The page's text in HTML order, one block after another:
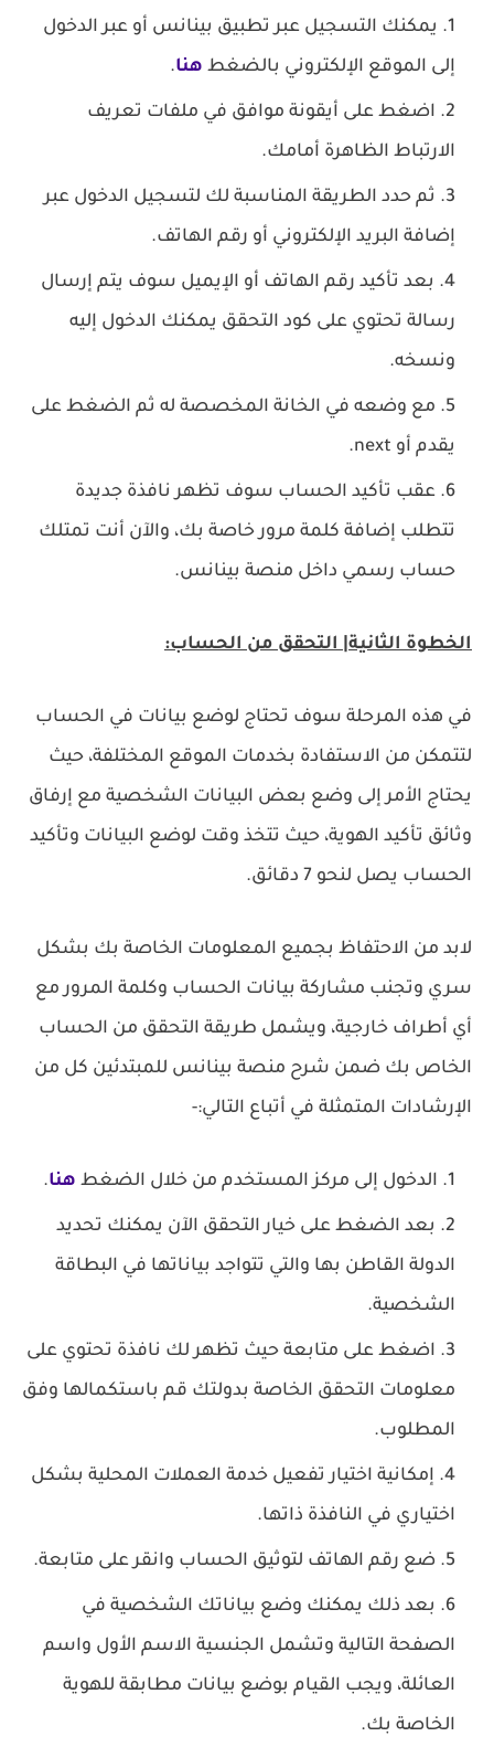
يمكنك التسجيل عبر تطبيق بينانس أو عبر الدخول
إلى الموقع الإلكتروني بالضغط هنا.
اضغط على أيقونة موافق في ملفات تعريف
الارتباط الظاهرة أمامك.
ثم حدد الطريقة المناسبة لك لتسجيل الدخول عبر
إضافة البريد الإلكتروني أو رقم الهاتف.
بعد تأكيد رقم الهاتف أو الإيميل سوف يتم إرسال
رسالة تحتوي على كود التحقق يمكنك الدخول إليه
ونسخه.
مع وضعه في الخانة المخصصة له ثم الضغط على
يقدم أو next.
عقب تأكيد الحساب سوف تظهر نافذة جديدة
تتطلب إضافة كلمة مرور خاصة بك، والآن أنت تمتلك
حساب رسمي داخل منصة بينانس.
الخطوة الثانية| التحقق من الحساب:
في هذه المرحلة سوف تحتاج لوضع بيانات في الحساب
لتتمكن من الاستفادة بخدمات الموقع المختلفة، حيث
يحتاج الأمر إلى وضع بعض البيانات الشخصية مع إرفاق
وثائق تأكيد الهوية، حيث تتخذ وقت لوضع البيانات وتأكيد
الحساب يصل لنحو 7 دقائق.
لابد من الاحتفاظ بجميع المعلومات الخاصة بك بشكل
سري وتجنب مشاركة بيانات الحساب وكلمة المرور مع
أي أطراف خارجية، ويشمل طريقة التحقق من الحساب
الخاص بك ضمن شرح منصة بينانس للمبتدئين كل من
الإرشادات المتمثلة في أتباع التالي:-
الدخول إلى مركز المستخدم من خلال الضغط هنا.
بعد الضغط على خيار التحقق الآن يمكنك تحديد
الدولة القاطن بها والتي تتواجد بياناتها في البطاقة
الشخصية.
اضغط على متابعة حيث تظهر لك نافذة تحتوي على
معلومات التحقق الخاصة بدولتك قم باستكمالها وفق
المطلوب.
إمكانية اختيار تفعيل خدمة العملات المحلية بشكل
اختياري في النافذة ذاتها.
ضع رقم الهاتف لتوثيق الحساب وانقر على متابعة.
بعد ذلك يمكنك وضع بياناتك الشخصية في
الصفحة التالية وتشمل الجنسية الاسم الأول واسم
العائلة، ويجب القيام بوضع بيانات مطابقة للهوية
الخاصة بك.